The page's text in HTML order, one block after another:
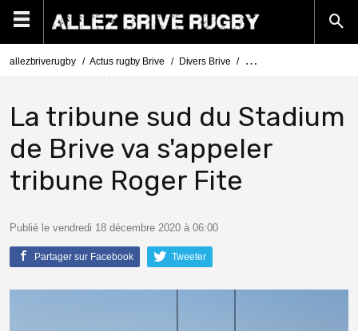
allezbriverugby Actus rugby Brive Divers Brive La tribune sud du
La tribune sud du Stadium
de Brive va s'appeler
tribune Roger Fite
Publié le vendredi 18 décembre 2020 à 06:00
Partager sur Facebook Tweeter